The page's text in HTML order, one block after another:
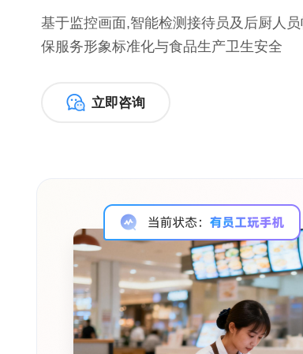
基于监控画面,智能检测接待员及后厨人
保服务形象标准化与食品生产卫生安全
立即咨询